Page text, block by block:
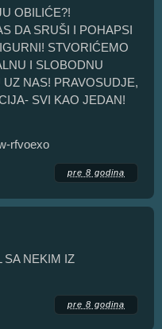
OBILIĆE?!
DA SRUŠI I POHAPSI
STVORIĆEMO
I SLOBODNU
NAS! PRAVOSUDJE,
SVI KAO JEDAN!
rfvoexo
pre 8 godina
SA NEKIM IZ
pre 8 godina